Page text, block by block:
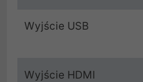
Wyjście USB
Wyjście HDMI